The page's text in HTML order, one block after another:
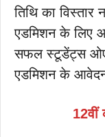
तिथि का विस्तार
एडमिशन के लिए
सफल स्टूडेंट्स
एडमिशन के
12वीं